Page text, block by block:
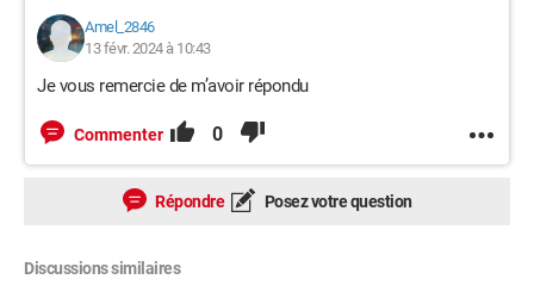
Amel_2846
13 févr. 2024 à 10:43
Je vous remercie de m’avoir répondu
Commenter 0
Répondre Posez votre question
Discussions similaires